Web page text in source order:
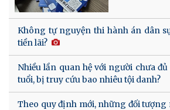
Không tự nguyện thi hành án dân
tiền lãi?
Nhiều lần quan hệ với người chưa đủ
tuổi, bị truy cứu bao nhiêu tội danh?
Theo quy định mới, những đối tượng